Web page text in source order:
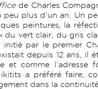
de Charles
peu plus d’un an. Un
peintures, la
du vert clair, du gris
initié par le premier
depuis 12 ans, il
et comme l’adresse
a préféré faire,
dans la